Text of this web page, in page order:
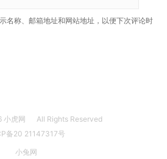
名称、邮箱地址和网站地址，以便下次评论时
小虎网
All Rights Reserved
备20 21147317号
小兔网